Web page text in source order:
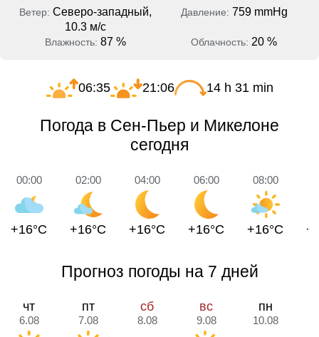
Ветер: Северо-западный,
10.3 м/с
Давление: 759 mmHg
Влажность: 87 % Облачность: 20 %
06:35 21:06 14 h 31 min
Погода в Сен-Пьер и Микелоне
сегодня
00:00
+16°C
02:00
+16°C
04:00
+16°C
06:00
+16°C
08:00
+16°C
Прогноз погоды на 7 дней
чт
6.08
пт
7.08
сб
8.08
вс
9.08
пн
10.08